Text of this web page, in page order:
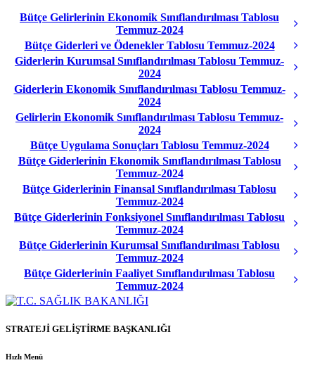
Bütçe Gelirlerinin Ekonomik Sınıflandırılması Tablosu
Temmuz-2024
Bütçe Giderleri ve Ödenekler Tablosu Temmuz-2024
Giderlerin Kurumsal Sınıflandırılması Tablosu Temmuz-
2024
Giderlerin Ekonomik Sınıflandırılması Tablosu Temmuz-
2024
Gelirlerin Ekonomik Sınıflandırılması Tablosu Temmuz-
2024
Bütçe Uygulama Sonuçları Tablosu Temmuz-2024
Bütçe Giderlerinin Ekonomik Sınıflandırılması Tablosu
Temmuz-2024
Bütçe Giderlerinin Finansal Sınıflandırılması Tablosu
Temmuz-2024
Bütçe Giderlerinin Fonksiyonel Sınıflandırılması Tablosu
Temmuz-2024
Bütçe Giderlerinin Kurumsal Sınıflandırılması Tablosu
Temmuz-2024
Bütçe Giderlerinin Faaliyet Sınıflandırılması Tablosu
Temmuz-2024
STRATEJİ GELİŞTİRME BAŞKANLIĞI
Hızlı Menü